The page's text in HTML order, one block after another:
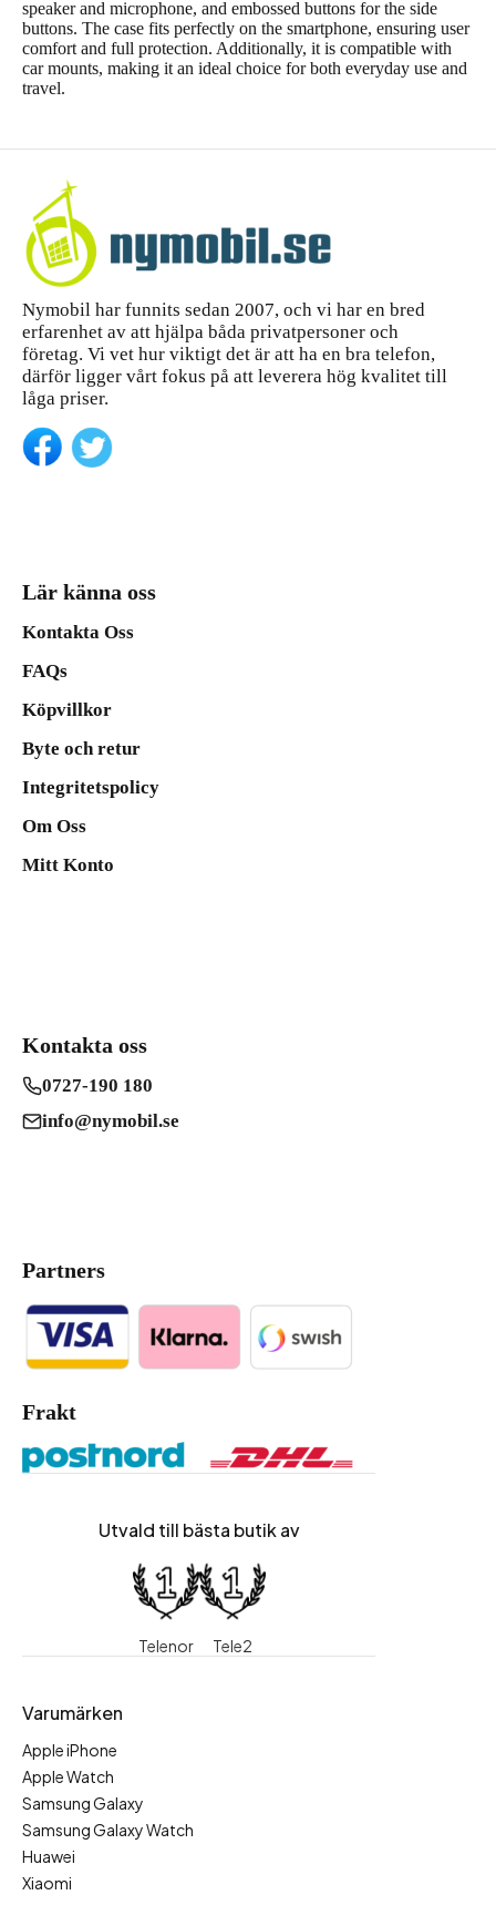
speaker and microphone, and embossed buttons for the side
buttons. The case fits perfectly on the smartphone, ensuring user
comfort and full protection. Additionally, it is compatible with
car mounts, making it an ideal choice for both everyday use and
travel.
Nymobil har funnits sedan 2007, och vi har en bred
erfarenhet av att hjälpa båda privatpersoner och
företag. Vi vet hur viktigt det är att ha en bra telefon,
därför ligger vårt fokus på att leverera hög kvalitet till
låga priser.
Lär känna oss
Kontakta Oss
FAQs
Köpvillkor
Byte och retur
Integritetspolicy
Om Oss
Mitt Konto
Kontakta oss
0727-190 180
info@nymobil.se
Partners
Frakt
Utvald till bästa butik av
Telenor Tele2
Varumärken
Apple iPhone
Apple Watch
Samsung Galaxy
Samsung Galaxy Watch
Huawei
Xiaomi